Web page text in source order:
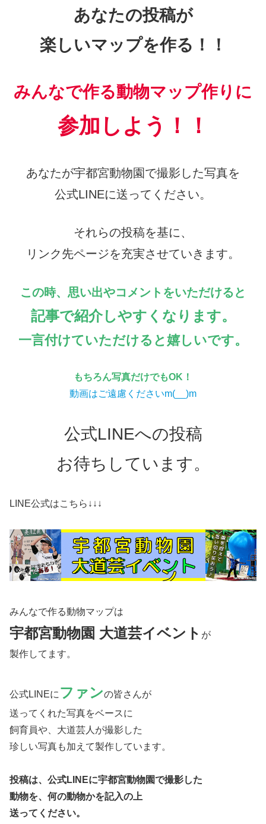
あなたの投稿が
楽しいマップを作る！！
みんなで作る動物マップ作りに
参加しよう！！
あなたが宇都宮動物園で撮影した写真を
公式LINEに送ってください。
それらの投稿を基に、
リンク先ページを充実させていきます。
この時、思い出やコメントをいただけると
記事で紹介しやすくなります。
一言付けていただけると嬉しいです。
もちろん写真だけでもOK！
動画はご遠慮くださいm(__)m
公式LINEへの投稿
お待ちしています。
LINE公式はこちら↓↓↓
みんなで作る動物マップは
宇都宮動物園 大道芸イベント が
製作してます。
公式LINEに ファンの皆さんが
送ってくれた写真をベースに
飼育員や、大道芸人が撮影した
珍しい写真も加えて製作しています。
投稿は、公式LINEに宇都宮動物園で撮影した
動物を、何の動物かを記入の上
送ってください。